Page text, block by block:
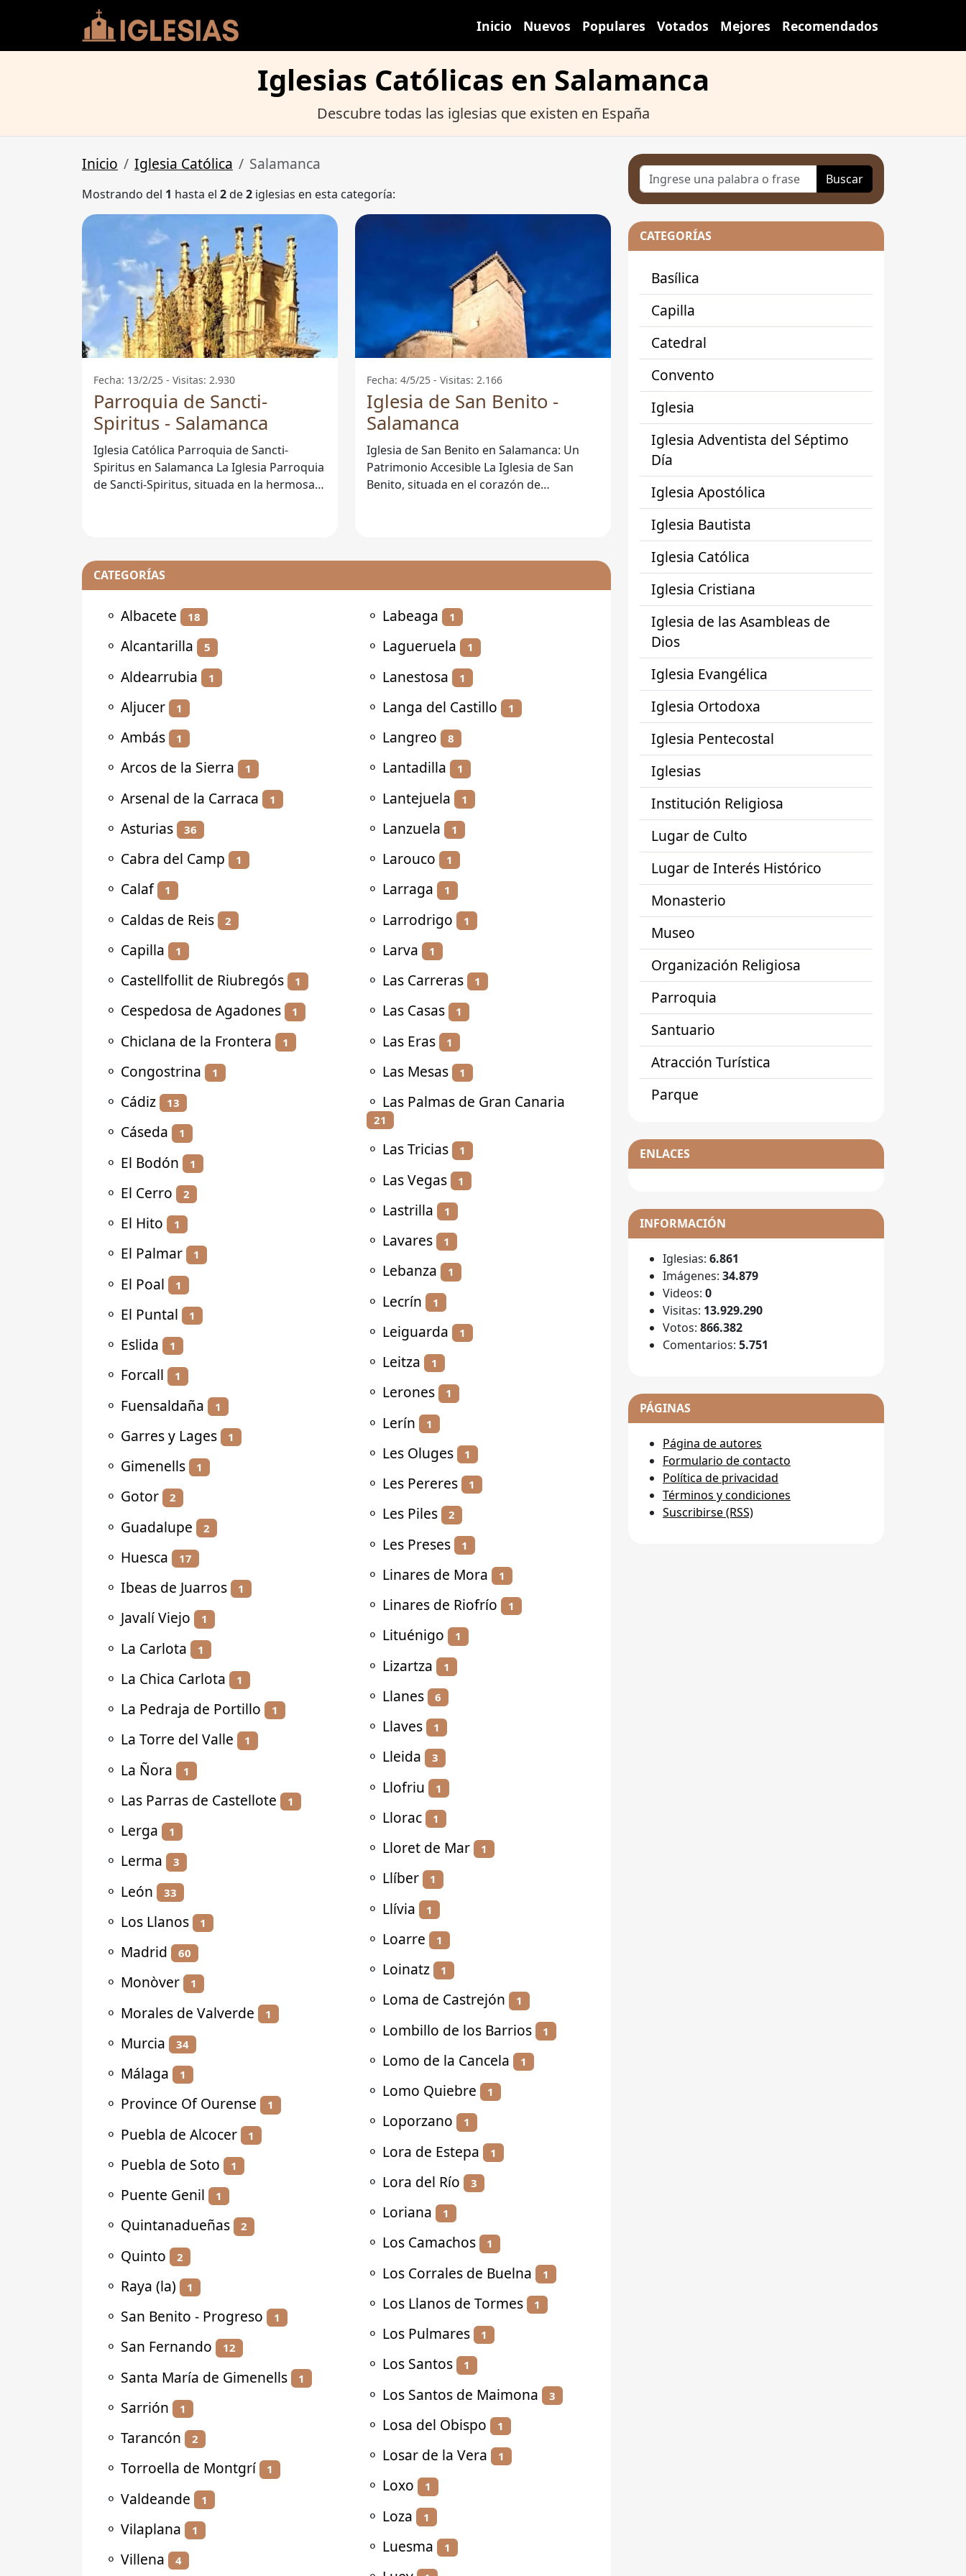
Inicio Nuevos Populares Votados Mejores Recomendados
Iglesias Católicas en Salamanca
Descubre todas las iglesias que existen en España
Inicio Iglesia Católica Salamanca
Mostrando del 1 hasta el 2de2 iglesias en esta categoría:
Fecha: 13/2/25 - Visitas: 2.930
Parroquia de Sancti-
Spiritus - Salamanca
Iglesia Católica Parroquia de Sancti-
Spiritus en Salamanca La Iglesia Parroquia
de Sancti-Spiritus, situada en la hermosa
Fecha: 4/5/25 - Visitas: 2.166
Iglesia de San Benito -
Salamanca
Iglesia de San Benito en Salamanca: Un
Patrimonio Accesible La Iglesia de San
Benito, situada en el corazón de
CATEGORÍAS
⚬ Albacete 18
⚬ Alcantarilla 5
⚬ Aldearrubia 1
⚬ Aljucer 1
⚬ Ambás 1
⚬ Arcos de la Sierra 1
⚬ Arsenal de la Carraca 1
⚬ Asturias 36
⚬ Cabra del Camp 1
⚬ Calaf 1
⚬ Caldas de Reis 2
⚬ Capilla 1
⚬ Castellfollit de Riubregós 1
⚬ Cespedosa de Agadones 1
⚬ Chiclana de la Frontera 1
⚬ Congostrina 1
⚬ Cádiz 13
⚬ Cáseda 1
⚬ El Bodón 1
⚬ El Cerro 2
⚬ El Hito 1
⚬ El Palmar 1
⚬ El Poal 1
⚬ El Puntal 1
⚬ Eslida 1
⚬ Forcall 1
⚬ Fuensaldaña 1
⚬ Garres y Lages 1
⚬ Gimenells 1
⚬ Gotor 2
⚬ Guadalupe 2
⚬ Huesca 17
⚬ Ibeas de Juarros 1
⚬ Javalí Viejo 1
⚬ La Carlota 1
⚬ La Chica Carlota 1
⚬ La Pedraja de Portillo 1
⚬ La Torre del Valle 1
⚬ La Ñora 1
⚬ Las Parras de Castellote 1
⚬ Lerga 1
⚬ Lerma 3
⚬ León 33
⚬ Los Llanos 1
⚬ Madrid 60
⚬ Monòver 1
⚬ Morales de Valverde 1
⚬ Murcia 34
⚬ Málaga 1
⚬ Province Of Ourense 1
⚬ Puebla de Alcocer 1
⚬ Puebla de Soto 1
⚬ Puente Genil 1
⚬ Quintanadueñas 2
⚬ Quinto 2
⚬ Raya (la) 1
⚬ San Benito - Progreso 1
⚬ San Fernando 12
⚬ Santa María de Gimenells 1
⚬ Sarrión 1
⚬ Tarancón 2
⚬ Torroella de Montgrí 1
⚬ Valdeande 1
⚬ Vilaplana 1
⚬ Villena 4
⚬ Labeaga 1
⚬ Lagueruela 1
⚬ Lanestosa 1
⚬ Langa del Castillo 1
⚬ Langreo 8
⚬ Lantadilla 1
⚬ Lantejuela 1
⚬ Lanzuela 1
⚬ Larouco 1
⚬ Larraga 1
⚬ Larrodrigo 1
⚬ Larva 1
⚬ Las Carreras 1
⚬ Las Casas 1
⚬ Las Eras 1
⚬ Las Mesas 1
⚬ Las Palmas de Gran Canaria
21
⚬ Las Tricias 1
⚬ Las Vegas 1
⚬ Lastrilla 1
⚬ Lavares 1
⚬ Lebanza 1
⚬ Lecrín 1
⚬ Leiguarda 1
⚬ Leitza 1
⚬ Lerones 1
⚬ Lerín 1
⚬ Les Oluges 1
⚬ Les Pereres 1
⚬ Les Piles 2
⚬ Les Preses 1
⚬ Linares de Mora 1
⚬ Linares de Riofrío 1
⚬ Lituénigo 1
⚬ Lizartza 1
⚬ Llanes 6
⚬ Llaves 1
⚬ Lleida 3
⚬ Llofriu 1
⚬ Llorac 1
⚬ Lloret de Mar 1
⚬ Llíber 1
⚬ Llívia 1
⚬ Loarre 1
⚬ Loinatz 1
⚬ Loma de Castrejón 1
⚬ Lombillo de los Barrios 1
⚬ Lomo de la Cancela 1
⚬ Lomo Quiebre 1
⚬ Loporzano 1
⚬ Lora de Estepa 1
⚬ Lora del Río 3
⚬ Loriana 1
⚬ Los Camachos 1
⚬ Los Corrales de Buelna 1
⚬ Los Llanos de Tormes 1
⚬ Los Pulmares 1
⚬ Los Santos 1
⚬ Los Santos de Maimona 3
⚬ Losa del Obispo 1
⚬ Losar de la Vera 1
⚬ Loxo 1
⚬ Loza 1
⚬ Luesma 1
Buscar
CATEGORÍAS
Basílica
Capilla
Catedral
Convento
Iglesia
Iglesia Adventista del Séptimo
Día
Iglesia Apostólica
Iglesia Bautista
Iglesia Católica
Iglesia Cristiana
Iglesia de las Asambleas de
Dios
Iglesia Evangélica
Iglesia Ortodoxa
Iglesia Pentecostal
Iglesias
Institución Religiosa
Lugar de Culto
Lugar de Interés Histórico
Monasterio
Museo
Organización Religiosa
Parroquia
Santuario
Atracción Turística
Parque
ENLACES
INFORMACIÓN
Iglesias: 6.861
Imágenes: 34.879
Videos: 0
Visitas: 13.929.290
Votos: 866.382
Comentarios: 5.751
PÁGINAS
Página de autores
Formulario de contacto
Política de privacidad
Términos y condiciones
Suscribirse (RSS)